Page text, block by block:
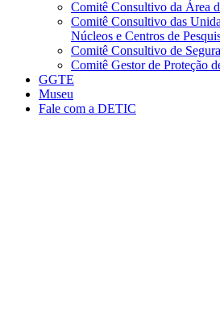
Comitê Consultivo da Área
Comitê Consultivo das
Núcleos e Centros de
Comitê Consultivo de
Comitê Gestor de Proteção
GGTE
Museu
Fale com a DETIC